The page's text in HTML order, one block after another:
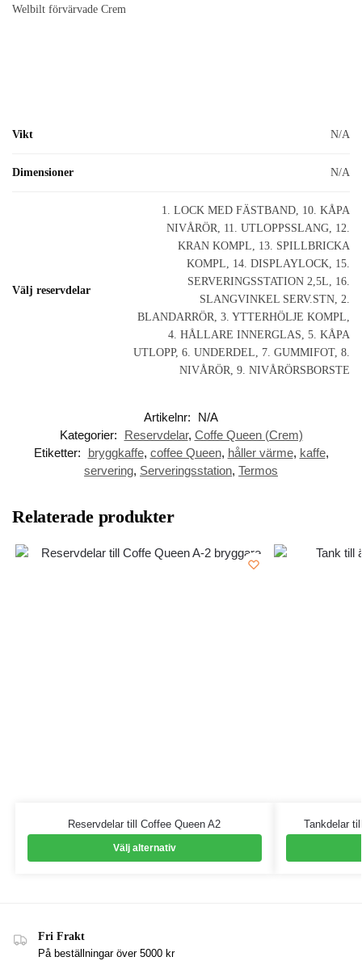
Welbilt förvärvade Crem
Vikt N/A
Dimensioner N/A
Välj reservdelar
1. LOCK MED FÄSTBAND, 10. KÅPA
NIVÅRÖR, 11. UTLOPPSSLANG, 12.
KRAN KOMPL, 13. SPILLBRICKA
KOMPL, 14. DISPLAYLOCK, 15.
SERVERINGSSTATION 2,5L, 16.
SLANGVINKEL SERV.STN, 2.
BLANDARRÖR, 3. YTTERHÖLJE KOMPL,
4. HÅLLARE INNERGLAS, 5. KÅPA
UTLOPP, 6. UNDERDEL, 7. GUMMIFOT, 8.
NIVÅRÖR, 9. NIVÅRÖRSBORSTE
Artikelnr:
N/A
Kategorier:
Reservdelar, Coffe Queen (Crem)
Etiketter:
bryggkaffe, coffee Queen, håller värme, kaffe,
servering, Serveringsstation, Termos
Relaterade produkter
Reservdelar till Coffee Queen A2
Välj alternativ
Tankdelar
Fri Frakt
På beställningar över 5000 kr